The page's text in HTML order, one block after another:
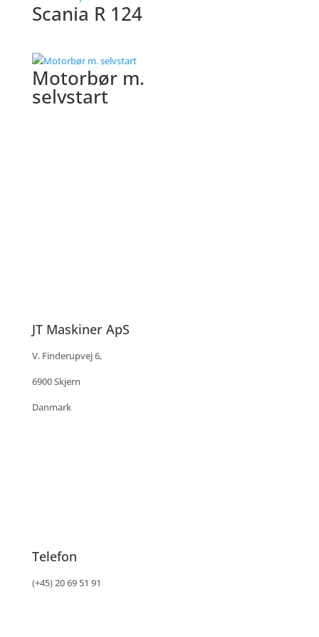
Scania R 124
Motorbør m.
selvstart
JT Maskiner ApS
V. Finderupvej 6,
6900 Skjern
Danmark
Telefon
(+45) 20 69 51 91